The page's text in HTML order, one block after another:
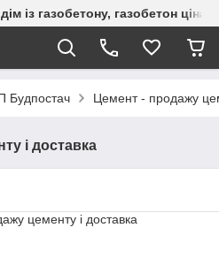
із газобетону, газобетон
Будпостач Цемент - продажу
і доставка